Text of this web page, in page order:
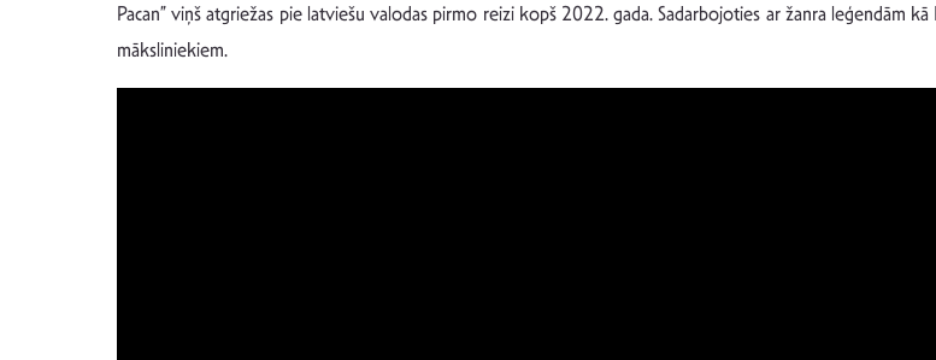
Pacan” viņš atgriežas pie latviešu valodas pirmo reizi kopš 2022. gada. Sadarbojoties ar žanra leģendām
māksliniekiem.